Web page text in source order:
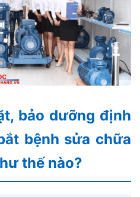
bảo dưỡng định
bệnh sửa chữa
thế nào?